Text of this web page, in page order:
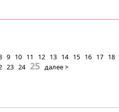
9 10 11 12 13 14 15 16 17 18
23 24 25 далее >